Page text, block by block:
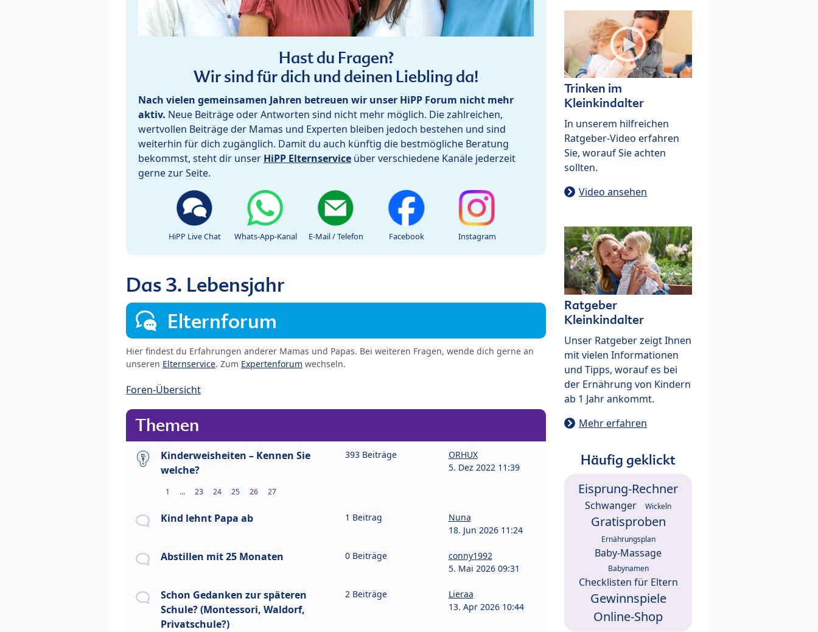
Hast du Fragen?
Wir sind für dich und deinen Liebling da!
Nach vielen gemeinsamen Jahren betreuen wir unser HiPP Forum nicht mehr
aktiv. Neue Beiträge oder Antworten sind nicht mehr möglich. Die zahlreichen,
wertvollen Beiträge der Mamas und Experten bleiben jedoch bestehen und sind
weiterhin für dich zugänglich. Damit du auch künftig die bestmögliche Beratung
bekommst, steht dir unser HiPP Elternservice über verschiedene Kanäle jederzeit
gerne zur Seite.
HiPP Live Chat Whats-App-Kanal E-Mail / Telefon Facebook Instagram
Das 3. Lebensjahr
Elternforum
Hier findest du Erfahrungen anderer Mamas und Papas. Bei weiteren Fragen, wende dich gerne an
unseren Elternservice. Zum Expertenforum wechseln.
Foren-Übersicht
Themen
Kinderweisheiten – Kennen Sie
welche?
1 … 23 24 25 26 27
393 Beiträge
ORHUX
5. Dez 2022 11:39
Kind lehnt Papa ab 1 Beitrag
Nuna
18. Jun 2026 11:24
Abstillen mit 25 Monaten 0 Beiträge
conny1992
5. Mai 2026 09:31
Schon Gedanken zur späteren
Schule? (Montessori, Waldorf,
Privatschule?)
2 Beiträge
Lieraa
13. Apr 2026 10:44
Trinken im
Kleinkindalter
In unserem hilfreichen
Ratgeber-Video erfahren
Sie, worauf Sie achten
sollten.
Video ansehen
Ratgeber
Kleinkindalter
Unser Ratgeber zeigt Ihnen
mit vielen Informationen
und Tipps, worauf es bei
der Ernährung von Kindern
ab 1 Jahr ankommt.
Mehr erfahren
Häufig geklickt
Eisprung-Rechner
Schwanger Wickeln
Gratisproben
Ernährungsplan
Baby-Massage
Babynamen
Checklisten für Eltern
Gewinnspiele
Online-Shop